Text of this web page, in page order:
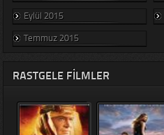
Eylül 2015
Temmuz 2015
RASTGELE FILMLER